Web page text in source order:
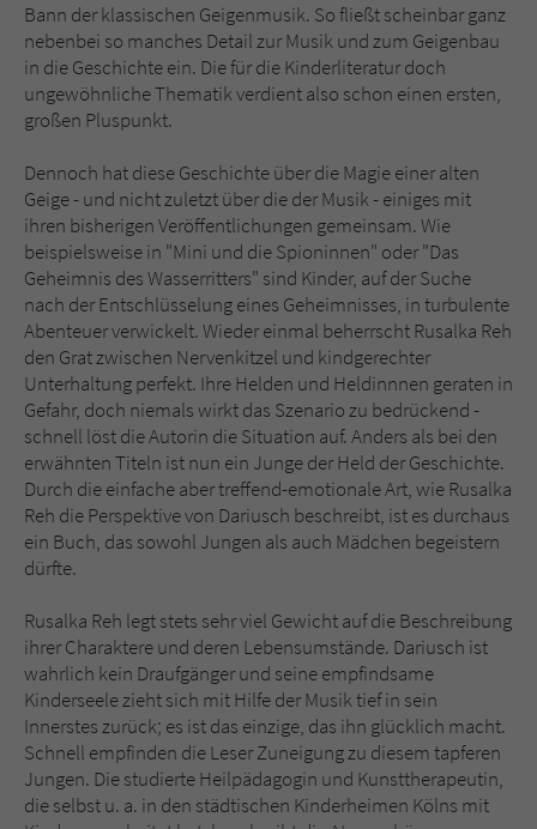
Bann der klassischen Geigenmusik. So fließt scheinbar ganz
nebenbei so manches Detail zur Musik und zum Geigenbau
in die Geschichte ein. Die für die Kinderliteratur doch
ungewöhnliche Thematik verdient also schon einen ersten,
großen Pluspunkt.
Dennoch hat diese Geschichte über die Magie einer alten
Geige - und nicht zuletzt über die der Musik - einiges mit
ihren bisherigen Veröffentlichungen gemeinsam. Wie
beispielsweise in "Mini und die Spioninnen" oder "Das
Geheimnis des Wasserritters" sind Kinder, auf der Suche
nach der Entschlüsselung eines Geheimnisses, in turbulente
Abenteuer verwickelt. Wieder einmal beherrscht Rusalka Reh
den Grat zwischen Nervenkitzel und kindgerechter
Unterhaltung perfekt. Ihre Helden und Heldinnnen geraten in
Gefahr, doch niemals wirkt das Szenario zu bedrückend -
schnell löst die Autorin die Situation auf. Anders als bei den
erwähnten Titeln ist nun ein Junge der Held der Geschichte.
Durch die einfache aber treffend-emotionale Art, wie Rusalka
Reh die Perspektive von Dariusch beschreibt, ist es durchaus
ein Buch, das sowohl Jungen als auch Mädchen begeistern
dürfte.
Rusalka Reh legt stets sehr viel Gewicht auf die Beschreibung
ihrer Charaktere und deren Lebensumstände. Dariusch ist
wahrlich kein Draufgänger und seine empfindsame
Kinderseele zieht sich mit Hilfe der Musik tief in sein
Innerstes zurück; es ist das einzige, das ihn glücklich macht.
Schnell empfinden die Leser Zuneigung zu diesem tapferen
Jungen. Die studierte Heilpädagogin und Kunsttherapeutin,
die selbst u. a. in den städtischen Kinderheimen Kölns mit